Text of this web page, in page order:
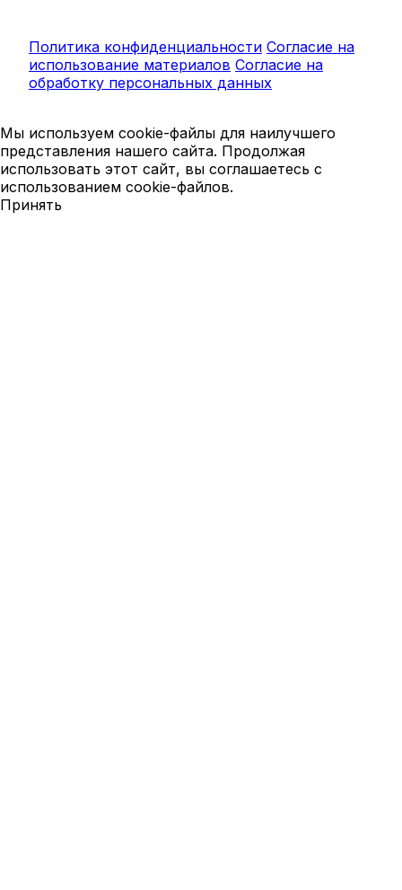
Политика конфиденциальности Согласие на
использование материалов Согласие на
обработку персональных данных
Мы используем cookie-файлы для наилучшего
представления нашего сайта. Продолжая
использовать этот сайт, вы соглашаетесь с
использованием cookie-файлов.
Принять